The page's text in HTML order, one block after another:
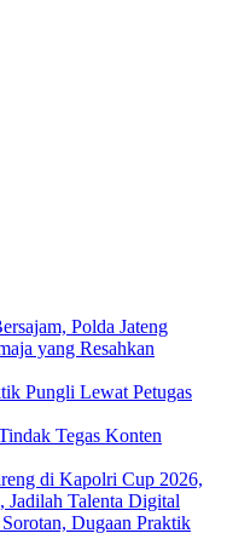
Polda Jateng
yang Resahkan
Pungli Lewat Petugas
Tegas Konten
di Kapolri Cup 2026,
Jadilah Talenta Digital
Dugaan Praktik